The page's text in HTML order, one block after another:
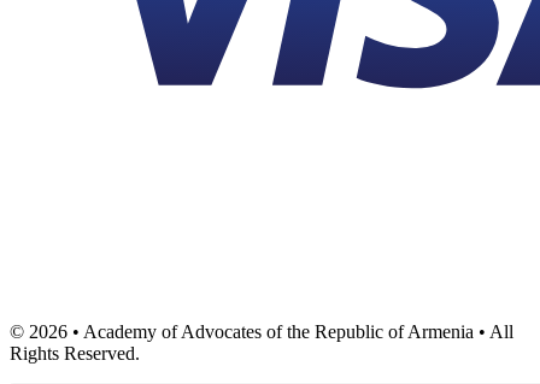
© 2026 • Academy of Advocates of the Republic of Armenia • All
Rights Reserved.